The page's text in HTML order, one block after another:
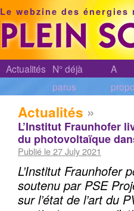
Le webzine des
Actualités N° déjà
parus
A
Actualités »
L’Institut Fraunhofer
du photovoltaïque
Publié le 27 July 2021
L’Institut Fraunhofer
soutenu par PSE
sur l’état de l’art du